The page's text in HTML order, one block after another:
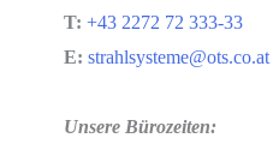
T: +43 2272 72 333-33
E: strahlsysteme@ots.co.at
Unsere Bürozeiten: